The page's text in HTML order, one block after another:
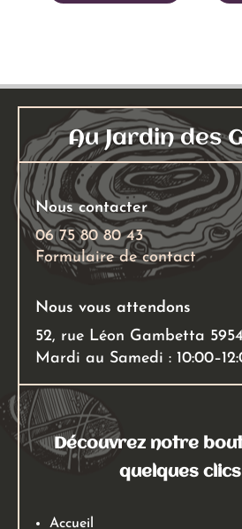
Au Jardin des
Nous contacter
06 75 80 80 43
Formulaire de contact
Nous vous attendons
52, rue Léon Gambetta
Mardi au Samedi :
Découvrez notre
quelques clics
Accueil